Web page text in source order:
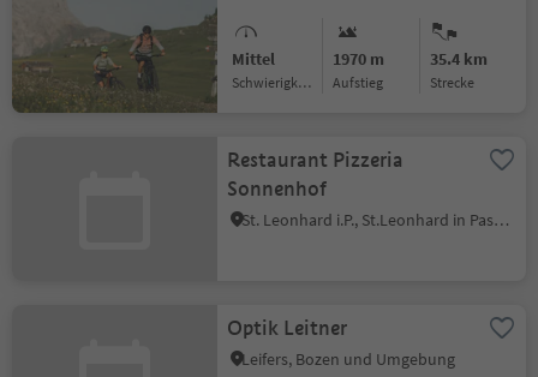
Mittel
Schwierigkeitsgrad
1970 m
Aufstieg
35.4 km
Strecke
Restaurant Pizzeria
Sonnenhof
St. Leonhard i.P., St.Leonhard in Passeier, Meran und Umgebung
Optik Leitner
Leifers, Bozen und Umgebung